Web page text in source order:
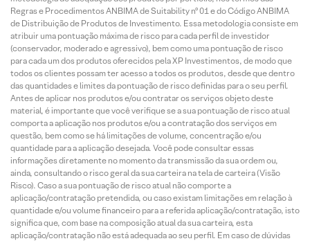
Regras e Procedimentos ANBIMA de Suitability nº 01 e do Código ANBIMA
de Distribuição de Produtos de Investimento. Essa metodologia consiste em
atribuir uma pontuação máxima de risco para cada perfil de investidor
(conservador, moderado e agressivo), bem como uma pontuação de risco
para cada um dos produtos oferecidos pela XP Investimentos, de modo que
todos os clientes possam ter acesso a todos os produtos, desde que dentro
das quantidades e limites da pontuação de risco definidas para o seu perfil.
Antes de aplicar nos produtos e/ou contratar os serviços objeto deste
material, é importante que você verifique se a sua pontuação de risco atual
comporta a aplicação nos produtos e/ou a contratação dos serviços em
questão, bem como se há limitações de volume, concentração e/ou
quantidade para a aplicação desejada. Você pode consultar essas
informações diretamente no momento da transmissão da sua ordem ou,
ainda, consultando o risco geral da sua carteira na tela de carteira (Visão
Risco). Caso a sua pontuação de risco atual não comporte a
aplicação/contratação pretendida, ou caso existam limitações em relação à
quantidade e/ou volume financeiro para a referida aplicação/contratação, isto
significa que, com base na composição atual da sua carteira, esta
aplicação/contratação não está adequada ao seu perfil. Em caso de dúvidas